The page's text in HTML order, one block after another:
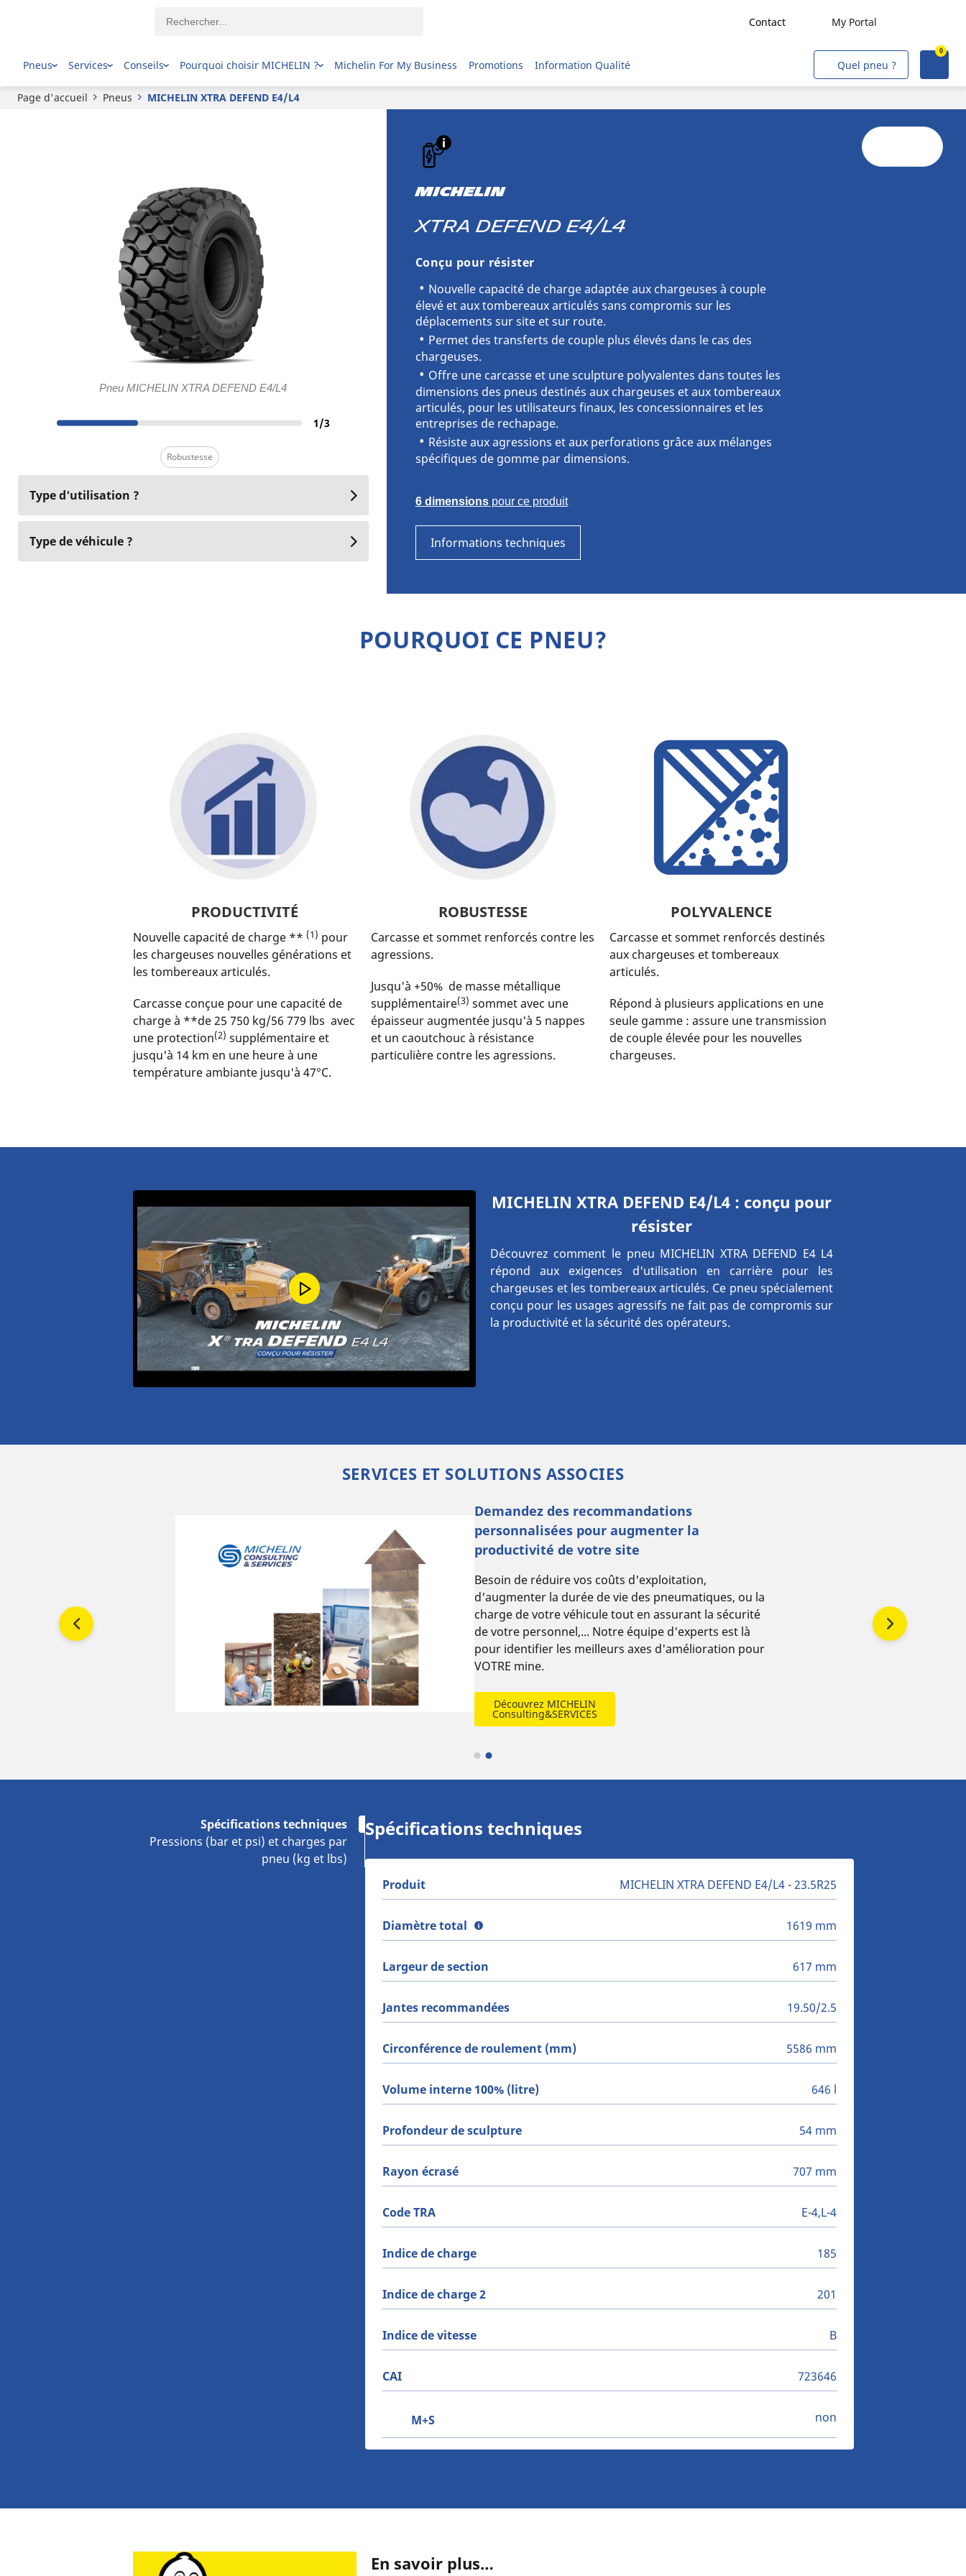
Contact My Portal
Transport de marchandises
Transport de personnes
Construction & Industrie
Aviation
Moto & scooter
0
Pneus Services Conseils Pourquoi choisir MICHELIN ? Michelin For My Business Promotions Information Qualité Quel pneu ?
Page d'accueil Pneus MICHELIN XTRA DEFEND E4/L4
Pneu MICHELIN XTRA DEFEND E4/L4 Bande de roulement MICHELIN XTRA DEFEND E4/L4
1/3
Robustesse
Type d'utilisation ?
Type de véhicule ?
MICHELIN
XTRA DEFEND E4/L4
Conçu pour résister
Nouvelle capacité de charge adaptée aux chargeuses à couple
élevé et aux tombereaux articulés sans compromis sur les
déplacements sur site et sur route.
Permet des transferts de couple plus élevés dans le cas des
chargeuses.
Offre une carcasse et une sculpture polyvalentes dans toutes les
dimensions des pneus destinés aux chargeuses et aux tombereaux
articulés, pour les utilisateurs finaux, les concessionnaires et les
entreprises de rechapage.
Résiste aux agressions et aux perforations grâce aux mélanges
spécifiques de gomme par dimensions.
6 dimensionspour ce produit
Informations techniques
XTRA DEFEND E4/L4
POURQUOI CE PNEU?
PRODUCTIVITÉ
Nouvelle capacité de charge ** (1) pour
les chargeuses nouvelles générations et
les tombereaux articulés.
Carcasse conçue pour une capacité de
charge à **de 25 750 kg/56 779 lbs avec
une protection(2) supplémentaire et
jusqu'à 14 km en une heure à une
température ambiante jusqu'à 47°C.
ROBUSTESSE
Carcasse et sommet renforcés contre les
agressions.
Jusqu'à +50% de masse métallique
supplémentaire(3) sommet avec une
épaisseur augmentée jusqu'à 5 nappes
et un caoutchouc à résistance
particulière contre les agressions.
POLYVALENCE
Carcasse et sommet renforcés destinés
aux chargeuses et tombereaux
articulés.
Répond à plusieurs applications en une
seule gamme : assure une transmission
de couple élevée pour les nouvelles
chargeuses.
MICHELIN XTRA DEFEND E4/L4 : conçu pour
résister
Découvrez comment le pneu MICHELIN XTRA DEFEND E4 L4
répond aux exigences d'utilisation en carrière pour les
chargeuses et les tombereaux articulés. Ce pneu spécialement
conçu pour les usages agressifs ne fait pas de compromis sur
la productivité et la sécurité des opérateurs.
SERVICES ET SOLUTIONS ASSOCIES
Demandez des recommandations
personnalisées pour augmenter la
productivité de votre site
Besoin de réduire vos coûts d'exploitation,
d'augmenter la durée de vie des pneumatiques, ou la
charge de votre véhicule tout en assurant la sécurité
de votre personnel,... Notre équipe d'experts est là
pour identifier les meilleurs axes d'amélioration pour
VOTRE mine.
Découvrez MICHELIN
Consulting&SERVICES
Spécifications techniques
Pressions (bar et psi) et charges par
pneu (kg et lbs)
Spécifications techniques
Produit MICHELIN XTRA DEFEND E4/L4 - 23.5R25
Diamètre total 1619 mm
Largeur de section 617 mm
Jantes recommandées 19.50/2.5
Circonférence de roulement (mm) 5586 mm
Volume interne 100% (litre) 646 l
Profondeur de sculpture 54 mm
Rayon écrasé 707 mm
Code TRA E-4,L-4
Indice de charge 185
Indice de charge 2 201
Indice de vitesse B
CAI 723646
M+S non
En savoir plus…